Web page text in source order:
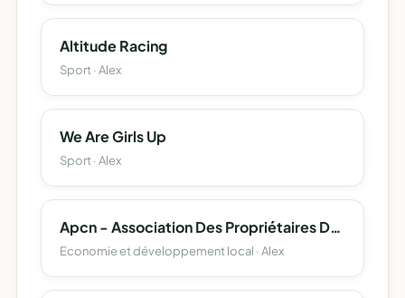
Altitude Racing
Sport · Alex
We Are Girls Up
Sport · Alex
Apcn - Association Des Propriétaires De Chalets De La Nublière
Economie et développement local · Alex